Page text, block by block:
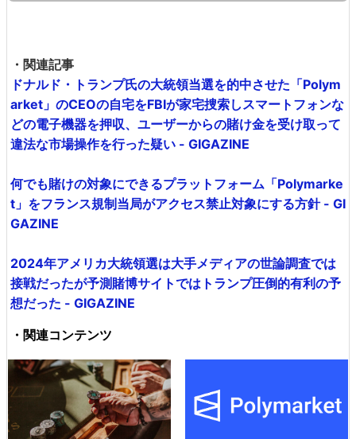
・関連記事
ドナルド・トランプ氏の大統領当選を的中させた「Polym
arket」のCEOの自宅をFBIが家宅捜索しスマートフォンな
どの電子機器を押収、ユーザーからの賭け金を受け取って
違法な市場操作を行った疑い - GIGAZINE
何でも賭けの対象にできるプラットフォーム「Polymarke
t」をフランス規制当局がアクセス禁止対象にする方針 - GI
GAZINE
2024年アメリカ大統領選は大手メディアの世論調査では
接戦だったが予測賭博サイトではトランプ圧倒的有利の予
想だった - GIGAZINE
・関連コンテンツ